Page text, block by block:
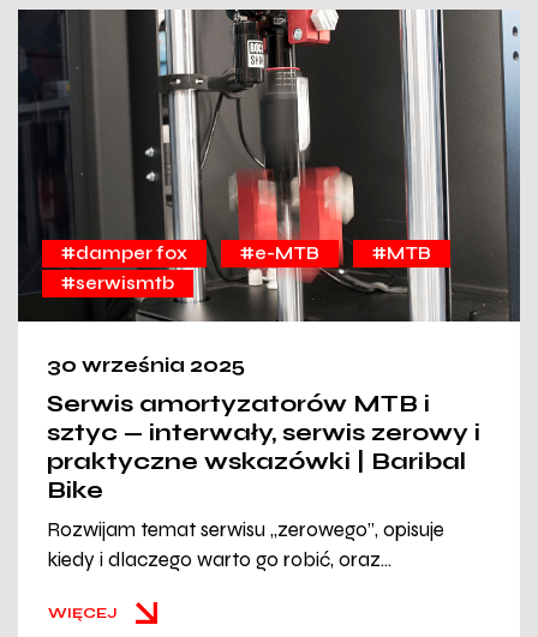
#damper fox #e-MTB
#MTB
#serwismtb
30 września 2025
Serwis amortyzatorów MTB i
sztyc — interwały, serwis zerowy i
praktyczne wskazówki | Baribal
Bike
Rozwijam temat serwisu „zerowego”, opisuje
kiedy i dlaczego warto go robić, oraz...
WIĘCEJ